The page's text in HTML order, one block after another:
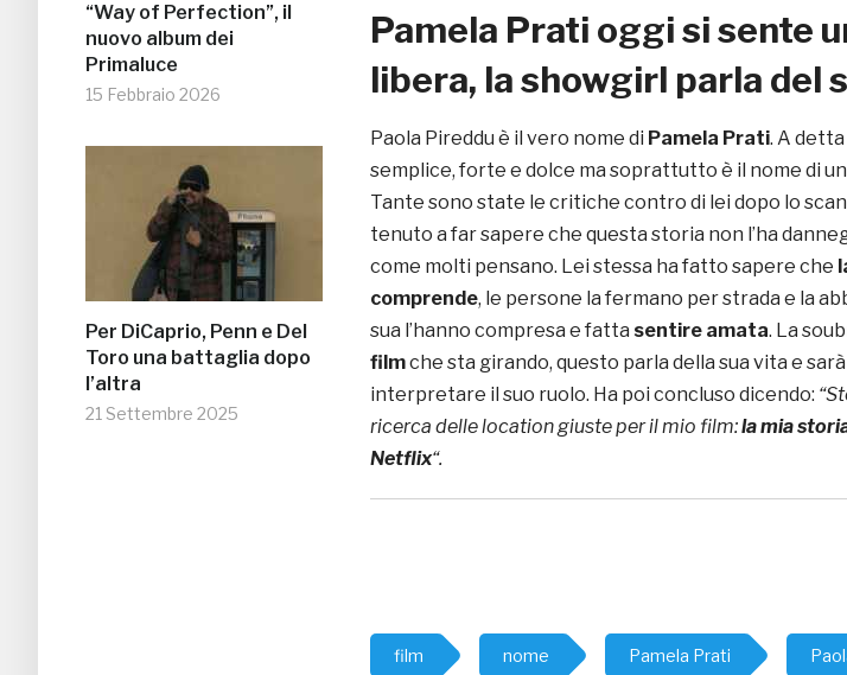
“Way of Perfection”, il
nuovo album dei
Primaluce
15 Febbraio 2026
Per DiCaprio, Penn e Del
Toro una battaglia dopo
l’altra
21 Settembre 2025
Pamela Prati oggi si sente
libera, la showgirl parla del
Paola Pireddu è il vero nome di Pamela Prati. A
semplice, forte e dolce ma soprattutto è il nome di
Tante sono state le critiche contro di lei dopo lo
tenuto a far sapere che questa storia non l’ha
come molti pensano. Lei stessa ha fatto sapere che
comprende, le persone la fermano per strada e la
sua l’hanno compresa e fatta sentire amata. La
filmche sta girando, questo parla della sua vita e
interpretare il suo ruolo. Ha poi concluso dicendo:
ricerca delle location giuste per il mio film:la mia
Netflix“.
film nome Pamela Prati